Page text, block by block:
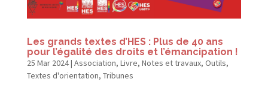
Les grands textes d’HES : Plus de 40 ans
pour l’égalité des droits et l’émancipation !
25 Mar 2024| Association, Livre, Notes et travaux, Outils,
Textes d'orientation, Tribunes